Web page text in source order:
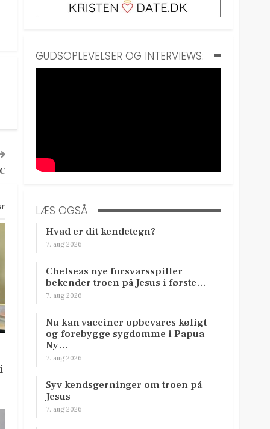
GUDSOPLEVELSER OG INTERVIEWS:
LÆS OGSÅ
Hvad er dit kendetegn?
7. aug 2026
Chelseas nye forsvarsspiller
bekender troen på Jesus i første…
7. aug 2026
Nu kan vacciner opbevares køligt
og forebygge sygdomme i Papua
Ny…
7. aug 2026
Syv kendsgerninger om troen på
Jesus
7. aug 2026